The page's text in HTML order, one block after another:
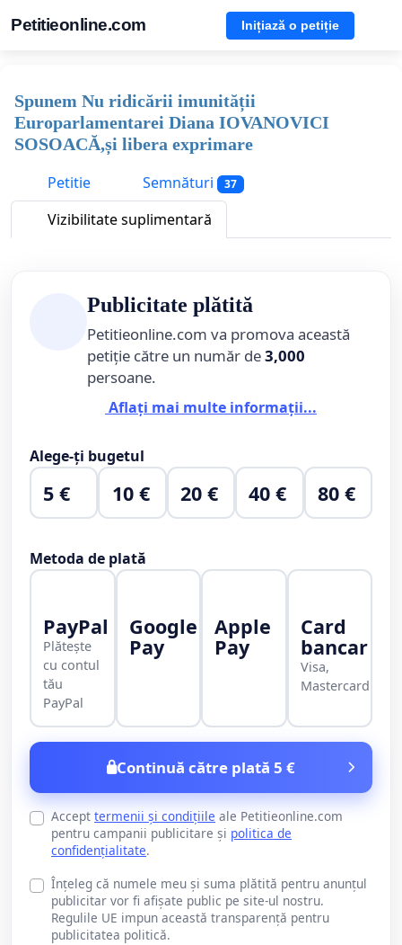
Petitieonline.com Inițiază o petiție
Spunem Nu ridicării imunității
Europarlamentarei Diana IOVANOVICI
SOSOACĂ,și libera exprimare
Petitie
Semnături 37
Vizibilitate suplimentară
Publicitate plătită
Petitieonline.com va promova această
petiție către un număr de3,000
persoane.
Aflați mai multe informații...
Alege-ți bugetul
5 € 10 € 20 € 40 € 80 €
Metoda de plată
PayPal
Plătește
cu contul
tău
PayPal
Google
Pay
Apple
Pay
Card
bancar
Visa,
Mastercard
Continuă către plată 5 €
Accept termenii și condițiile ale Petitieonline.com
pentru campanii publicitare și politica de
confidențialitate.
Înțeleg că numele meu și suma plătită pentru anunțul
publicitar vor fi afișate public pe site-ul nostru.
Regulile UE impun această transparență pentru
publicitatea politică.